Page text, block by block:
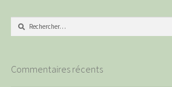
Rechercher :
Commentaires récents